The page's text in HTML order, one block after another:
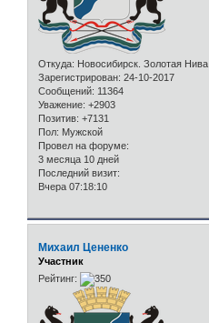
Откуда: Новосибирск. Золотая Нива
Зарегистрирован: 24-10-2017
Сообщений: 11364
Уважение: +2903
Позитив: +7131
Пол: Мужской
Провел на форуме:
3 месяца 10 дней
Последний визит:
Вчера 07:18:10
Михаил Цененко
Участник
Рейтинг: